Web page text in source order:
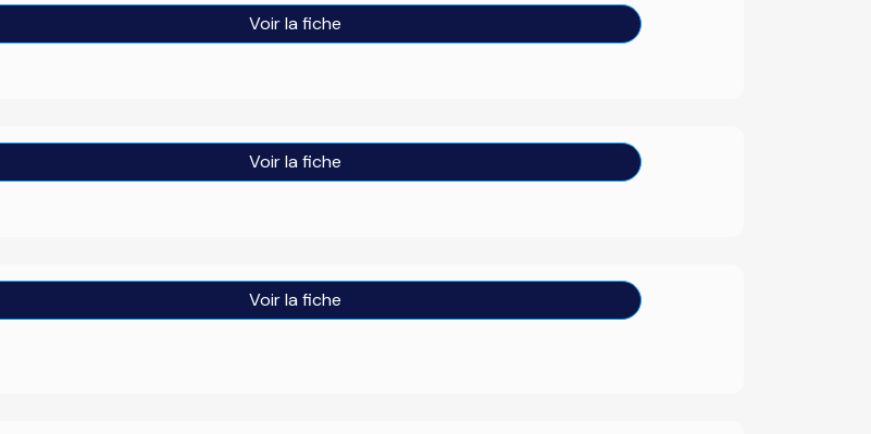
Voir la fiche
Voir la fiche
Voir la fiche